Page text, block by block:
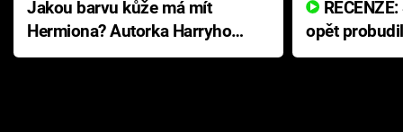
Jakou barvu kůže má mít
Hermiona? Autorka Harryho
Pottera přišla s ráznou
opět
přichází s